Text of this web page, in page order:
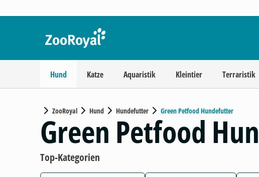
Hund Katze Aquaristik Kleintier Terraristik
ZooRoyal Hund Hundefutter Green Petfood Hundefutter
Green Petfood
Top-Kategorien